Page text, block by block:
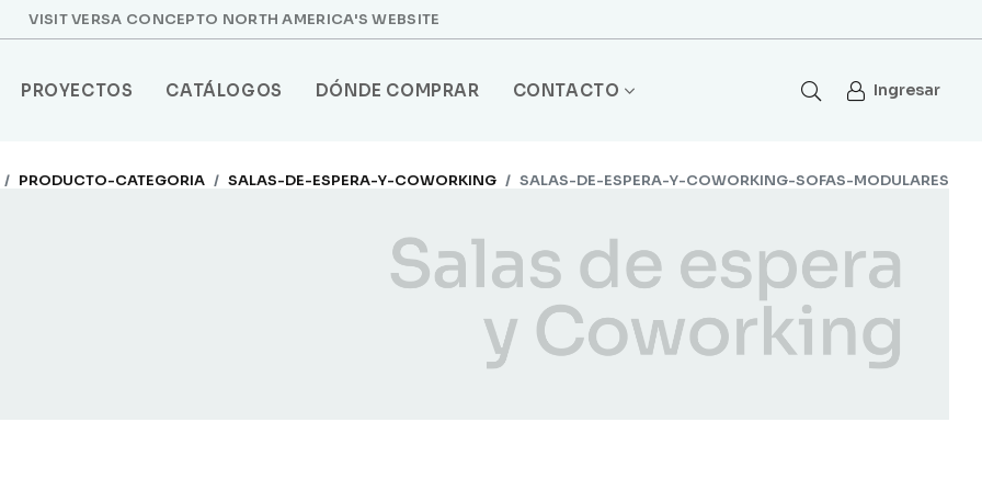
VISIT VERSA CONCEPTO NORTH AMERICA'S WEBSITE
PROYECTOS CATÁLOGOS DÓNDE COMPRAR CONTACTO Ingresar
PRODUCTO-CATEGORIA SALAS-DE-ESPERA-Y-COWORKING SALAS-DE-ESPERA-Y-COWORKING-SOFAS-MODULARES